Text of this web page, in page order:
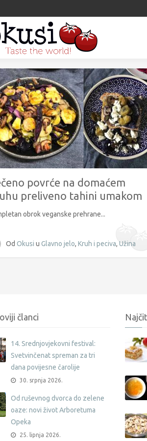
povrće na domaćem
preliveno tahini umakom
obrok veganske prehrane...
Od Okusi u Glavno jelo, Kruh i peciva, Užina
članci
14. Srednjovjekovni festival:
Svetvinčenat spreman za tri
dana povijesne čarolije
30. srpnja 2026.
Od ruševnog dvorca do zelene
oaze: novi život Arboretuma
Opeka
25. lipnja 2026.